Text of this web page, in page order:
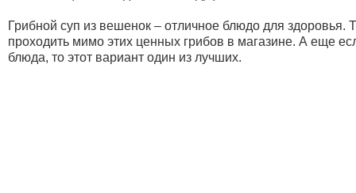
Грибной суп из вешенок – отличное блюдо для здоровья.
проходить мимо этих ценных грибов в магазине. А еще
блюда, то этот вариант один из лучших.